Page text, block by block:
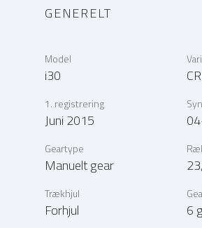
GENERELT
Model
i30
1. registrering
Juni 2015
Geartype
Manuelt gear
Trækhjul
Forhjul 6